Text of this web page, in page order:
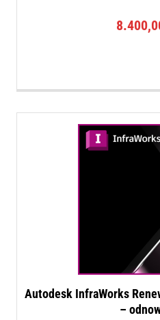
Autodesk InfraWorks
–